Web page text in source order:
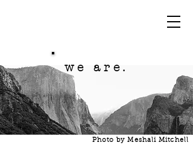
we are.
Photo by Meshali Mitchell